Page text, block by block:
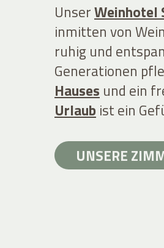
UnserWeinhotel
inmitten von
ruhig und
Generationen
Hauses und ein
Urlaub ist ein
UNSERE